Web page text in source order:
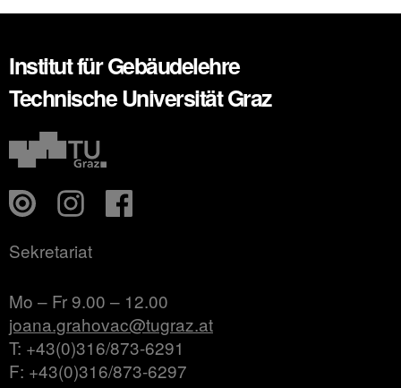
Institut für Gebäudelehre
Technische Universität Graz
Sekretariat
Mo – Fr 9.00 – 12.00
joana.grahovac@tugraz.at
T: +43(0)316/873-6291
F: +43(0)316/873-6297